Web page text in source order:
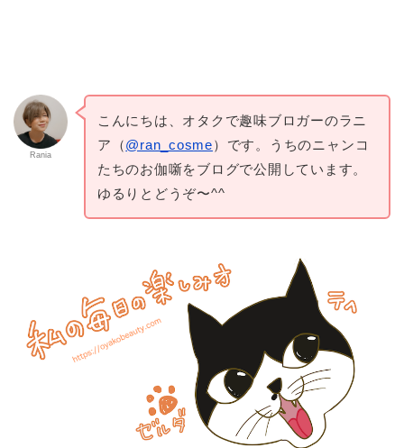
Rania
こんにちは、オタクで趣味ブロガーのラニ
ア（@ran_cosme）です。うちのニャンコ
たちのお伽噺をブログで公開しています。
ゆるりとどうぞ〜^^